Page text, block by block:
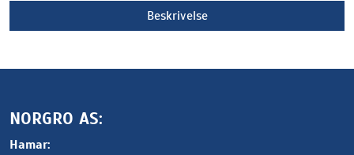
Beskrivelse
NORGRO AS:
Hamar: